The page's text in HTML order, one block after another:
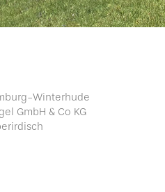
Winterhude
GmbH & Co KG